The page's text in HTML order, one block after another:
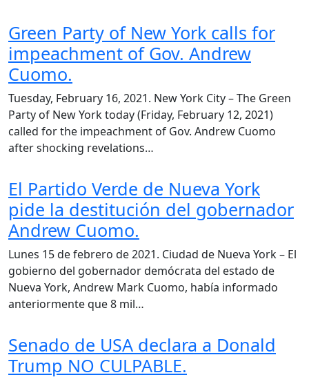
Green Party of New York calls for
impeachment of Gov. Andrew
Cuomo.
Tuesday, February 16, 2021. New York City – The Green
Party of New York today (Friday, February 12, 2021)
called for the impeachment of Gov. Andrew Cuomo
after shocking revelations…
El Partido Verde de Nueva York
pide la destitución del gobernador
Andrew Cuomo.
Lunes 15 de febrero de 2021. Ciudad de Nueva York – El
gobierno del gobernador demócrata del estado de
Nueva York, Andrew Mark Cuomo, había informado
anteriormente que 8 mil…
Senado de USA declara a Donald
Trump NO CULPABLE.